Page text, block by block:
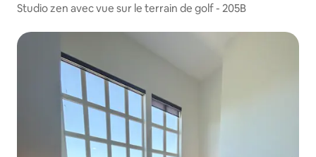
Studio zen avec vue sur le terrain de golf - 205B